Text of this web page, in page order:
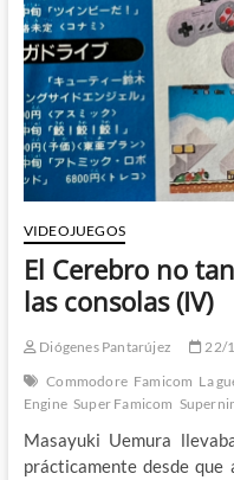
de
las
consolas
(V)
VIDEOJUEGOS
El Cerebro no
las consolas (IV)
Diógenes Pantarújez 22/
Commodore Famicom La
Engine Super Famicom
Masayuki Uemura
prácticamente desde que